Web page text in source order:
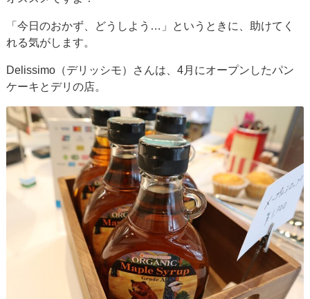
「今日のおかず、どうしよう…」というときに、助けてく
れる気がします。
Delissimo（デリッシモ）さんは、4月にオープンしたパン
ケーキとデリの店。